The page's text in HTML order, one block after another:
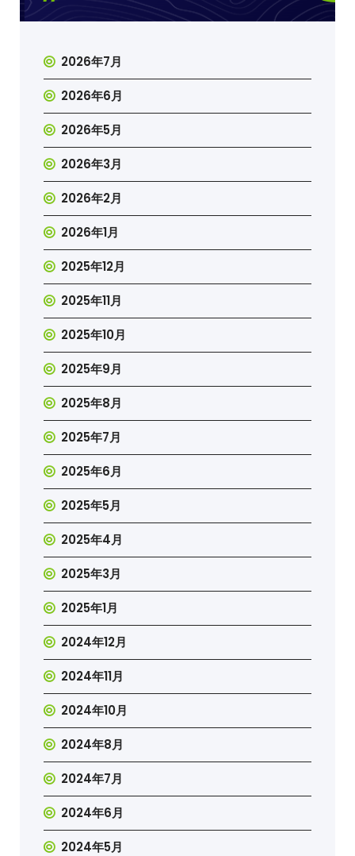
2026年7月
2026年6月
2026年5月
2026年3月
2026年2月
2026年1月
2025年12月
2025年11月
2025年10月
2025年9月
2025年8月
2025年7月
2025年6月
2025年5月
2025年4月
2025年3月
2025年1月
2024年12月
2024年11月
2024年10月
2024年8月
2024年7月
2024年6月
2024年5月